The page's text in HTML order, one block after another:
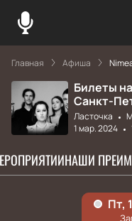
Главная Афиша
Билеты
Санкт-
Ласточка
1 мар. 2024
НАШИ